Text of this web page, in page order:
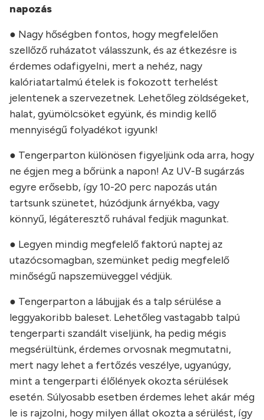
napozás
● Nagy hőségben fontos, hogy megfelelően
szellőző ruházatot válasszunk, és az étkezésre is
érdemes odafigyelni, mert a nehéz, nagy
kalóriatartalmú ételek is fokozott terhelést
jelentenek a szervezetnek. Lehetőleg zöldségeket,
halat, gyümölcsöket együnk, és mindig kellő
mennyiségű folyadékot igyunk!
● Tengerparton különösen figyeljünk oda arra, hogy
ne égjen meg a bőrünk a napon! Az UV-B sugárzás
egyre erősebb, így 10-20 perc napozás után
tartsunk szünetet, húzódjunk árnyékba, vagy
könnyű, légáteresztő ruhával fedjük magunkat.
● Legyen mindig megfelelő faktorú naptej az
utazócsomagban, szemünket pedig megfelelő
minőségű napszemüveggel védjük.
● Tengerparton a lábujjak és a talp sérülése a
leggyakoribb baleset. Lehetőleg vastagabb talpú
tengerparti szandált viseljünk, ha pedig mégis
megsérültünk, érdemes orvosnak megmutatni,
mert nagy lehet a fertőzés veszélye, ugyanúgy,
mint a tengerparti élőlények okozta sérülések
esetén. Súlyosabb esetben érdemes lehet akár még
le is rajzolni, hogy milyen állat okozta a sérülést, így